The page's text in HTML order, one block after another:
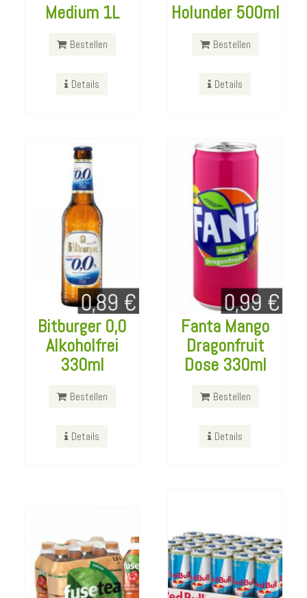
Medium 1L
Bestellen
Details
Holunder 500ml
Bestellen
Details
Bitburger 0,0
Alkoholfrei
330ml
Bestellen
Details
Alkoholfrei
330ml
Fanta Mango
Dragonfruit
Dose 330ml
Bestellen
Details
Dragonfruit
Dose 330ml
Fusetea Peach
Hibiscus 6x 1,5L
Bestellen
Red Bull
Sugarfree
24x250ml